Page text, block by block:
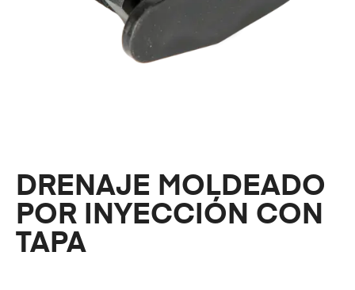
DRENAJE MOLDEADO
POR INYECCIÓN CON
TAPA